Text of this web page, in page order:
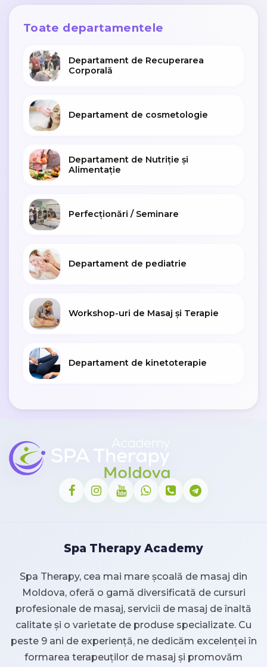
Toate departamentele
Departament de Recuperarea
Corporală
Departament de cosmetologie
Departament de Nutriție și
Alimentație
Perfecționări / Seminare
Departament de pediatrie
Workshop-uri de Masaj și Terapie
Departament de kinetoterapie
Spa Therapy Academy
Spa Therapy, cea mai mare școală de masaj din
Moldova, oferă o gamă diversificată de cursuri
profesionale de masaj, servicii de masaj de înaltă
calitate și o varietate de produse specializate. Cu
peste 9 ani de experiență, ne dedicăm excelenței în
formarea terapeuților de masaj și promovăm